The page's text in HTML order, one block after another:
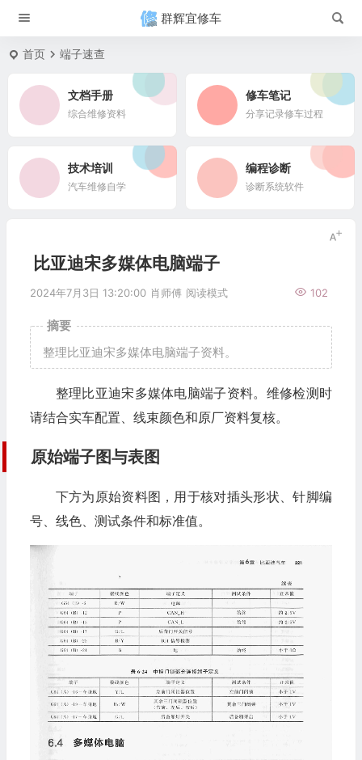
群辉宜修车
首页 端子速查
文档手册
综合维修资料
修车笔记
分享记录修车过程
技术培训
汽车维修自学
编程诊断
诊断系统软件
比亚迪宋多媒体电脑端子
2024年7月3日 13:20:00 肖师傅 102
阅读模式
摘要
整理比亚迪宋多媒体电脑端子资料。
整理比亚迪宋多媒体电脑端子资料。维修检测时
请结合实车配置、线束颜色和原厂资料复核。
原始端子图与表图
下方为原始资料图，用于核对插头形状、针脚编
号、线色、测试条件和标准值。